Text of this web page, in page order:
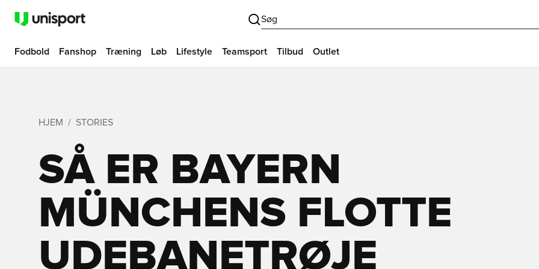
Søg
Fodbold Fanshop Træning Løb Lifestyle Teamsport Tilbud Outlet
HJEM STORIES
SÅ ER BAYERN
MÜNCHENS FLOTTE
UDEBANETRØJE